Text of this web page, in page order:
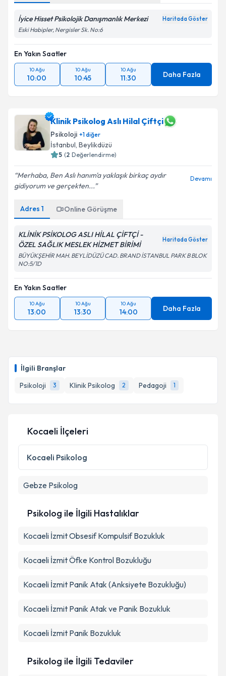
İlgili Branşlar
Psikoloji
3 Klinik Psikolog 2 Pedagoji 1
İyice Hisset Psikolojik Danışmanlık Merkezi Haritada Göster
Eski Habipler, Nergisler Sk. No:6
En Yakın Saatler
10 Ağu
10:00
10 Ağu
10:45
10 Ağu
11:30 Daha Fazla
Klinik Psikolog Aslı Hilal Çiftçi
Psikoloji +1diğer
İstanbul, Beylikdüzü
5 (2 Değerlendirme)
Merhaba, Ben Aslı hanım'a yaklaşık birkaç aydır
gidiyorum ve gerçekten...
Devamı
Adres 1 Online Görüşme
KLİNİK PSİKOLOG ASLI HİLAL ÇİFTÇİ -
ÖZEL SAĞLIK MESLEK HİZMET BİRİMİ
Haritada Göster
BÜYÜKŞEHİR MAH. BEYLİDÜZÜ CAD. BRAND İSTANBUL PARK B BLOK
NO:5/1D
En Yakın Saatler
10 Ağu
13:00
10 Ağu
13:30
10 Ağu
14:00 Daha Fazla
Kocaeli İlçeleri
Kocaeli Psikolog
Gebze Psikolog
Psikolog ile İlgili Hastalıklar
Kocaeli İzmit Obsesif Kompulsif Bozukluk
Kocaeli İzmit Öfke Kontrol Bozukluğu
Kocaeli İzmit Panik Atak (Anksiyete Bozukluğu)
Kocaeli İzmit Panik Atak ve Panik Bozukluk
Kocaeli İzmit Panik Bozukluk
Psikolog ile İlgili Tedaviler